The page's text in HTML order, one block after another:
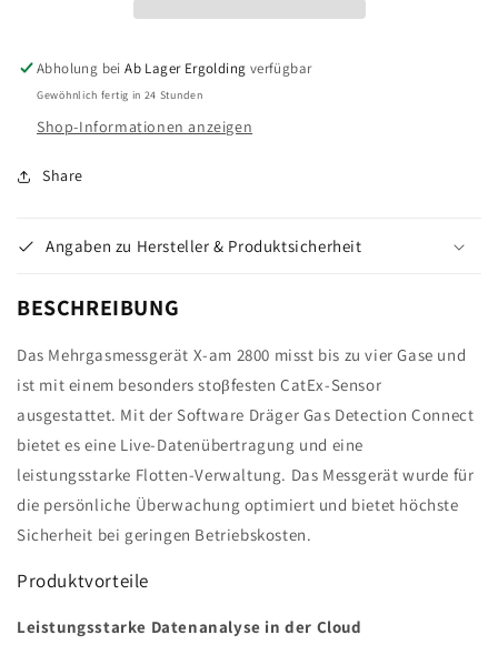
Mehrgasmessgerät
Abholung beiAb Lager Ergolding verfügbar
Gewöhnlich fertig in 24 Stunden
Shop-Informationen anzeigen
Share
Angaben zu Hersteller & Produktsicherheit
BESCHREIBUNG
​Das Mehrgasmessgerät X-am 2800 misst bis zu vier Gase und
ist mit einem besonders stoβfesten CatEx-Sensor
ausgestattet. Mit der Software Dräger Gas Detection Connect
bietet es eine Live-Datenübertragung und eine
leistungsstarke Flotten-Verwaltung. Das Messgerät wurde für
die persönliche Überwachung optimiert und bietet höchste
Sicherheit bei geringen Betriebskosten.
Produktvorteile
Leistungsstarke Datenanalyse in der Cloud